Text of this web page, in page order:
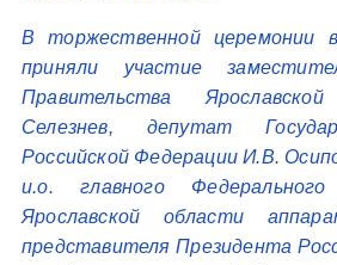
В торжественной церемонии
приняли участие
Правительства
Селезнев, депутат
Российской Федерации И.В.
и.о. главного
Ярославской области
представителя Президента